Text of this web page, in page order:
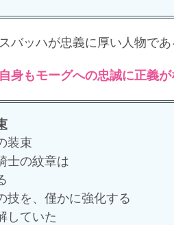
バッハが忠義に厚い人物であ
身もモーグへの忠誠に正義
装束
士の紋章は
技を、僅かに強化する
していた